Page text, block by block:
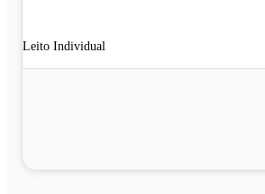
Leito Individual